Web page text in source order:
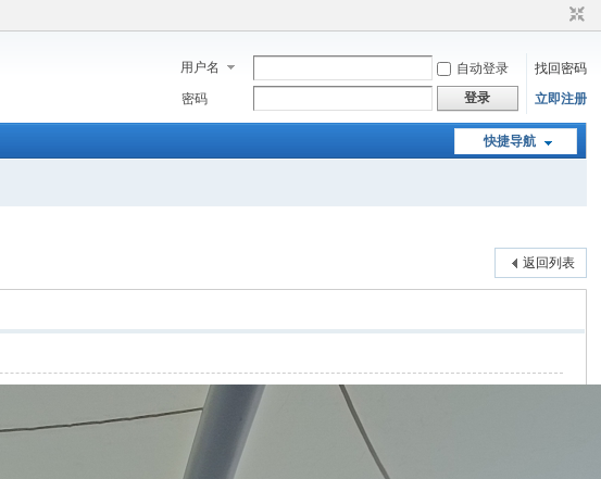
用户名 自动登录
找回密码
密码
登录 立即注册
快捷导航
返回列表